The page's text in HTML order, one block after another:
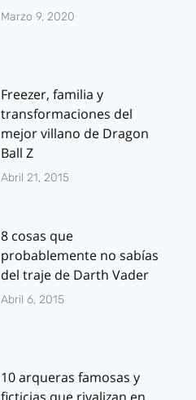
Marzo 9, 2020
Freezer, familia y
transformaciones del
mejor villano de Dragon
Ball Z
Abril 21, 2015
8 cosas que
probablemente no sabías
del traje de Darth Vader
Abril 6, 2015
10 arqueras famosas y